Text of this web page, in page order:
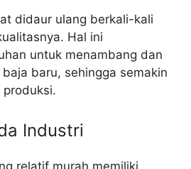
didaur ulang berkali-kali
Hal ini
untuk menambang dan
baru, sehingga semakin
produksi.
Industri
relatif murah memiliki